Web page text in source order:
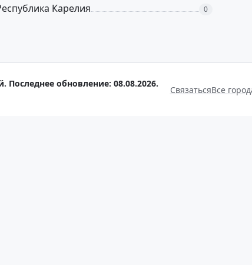
Карелия 0
Последнее обновление: 08.08.2026.
СвязатьсяВсе